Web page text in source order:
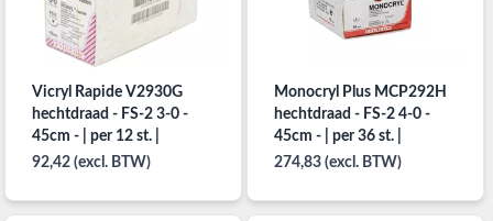
Vicryl Rapide V2930G
hechtdraad - FS-2 3-0 -
45cm - | per 12 st. |
92,42 (excl. BTW)
Monocryl Plus MCP292H
hechtdraad - FS-2 4-0 -
45cm - | per 36 st. |
274,83 (excl. BTW)